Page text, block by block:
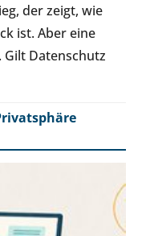
der zeigt, wie
ist. Aber eine
Datenschutz